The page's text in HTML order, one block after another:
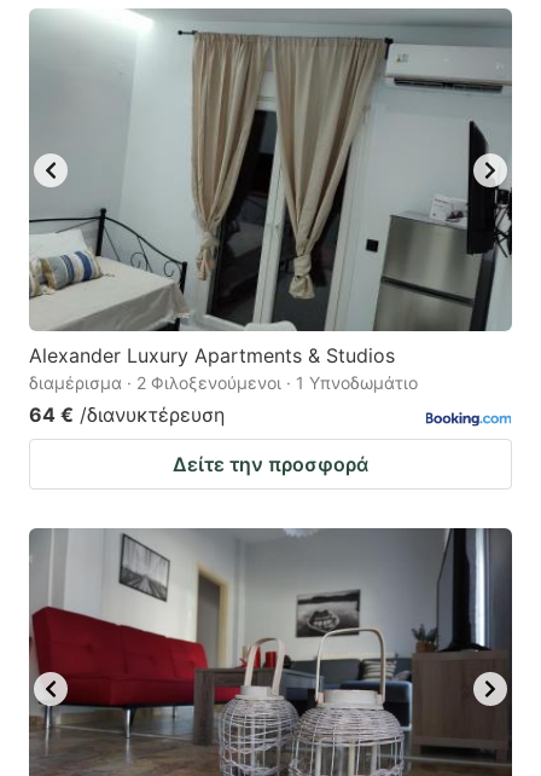
Alexander Luxury Apartments & Studios
διαμέρισμα · 2 Φιλοξενούμενοι · 1 Υπνοδωμάτιο
64 € /διανυκτέρευση
Δείτε την προσφορά